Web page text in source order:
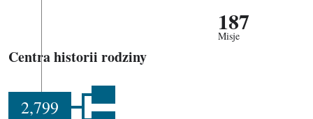
187
Misje
Centra historii rodziny
2,799